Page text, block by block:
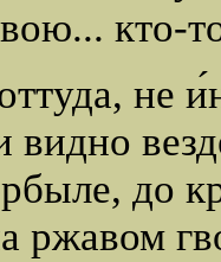
кто-
не
видно
до
ржавом